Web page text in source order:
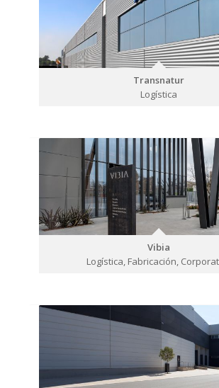
Transnatur
Logística
Vibia
Logística, Fabricación,